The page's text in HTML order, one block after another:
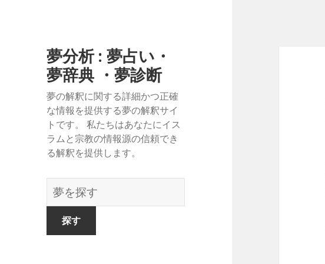
夢分析 : 夢占い・
夢辞典 ・夢診断
夢の解釈に関する詳細かつ正確
な情報を提供する夢の解釈サイ
トです。 私たちはあなたにイス
ラムと宗教の情報源の信頼でき
る解釈を提供します。
夢
の